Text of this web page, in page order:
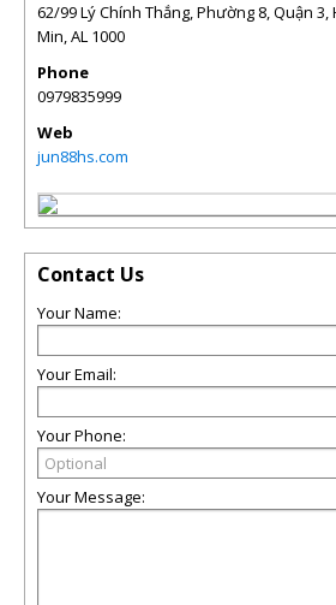
62/99 Lý Chính Thắng, Phường 8, Quận 3,
Min,AL 1000
Phone
0979835999
Web
jun88hs.com
Contact Us
Your Name:
Your Email:
Your Phone:
Your Message: